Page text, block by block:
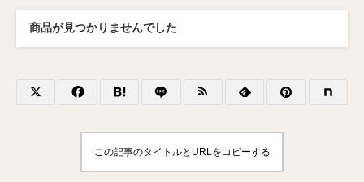
商品が見つかりませんでした
この記事のタイトルとURLをコピーする